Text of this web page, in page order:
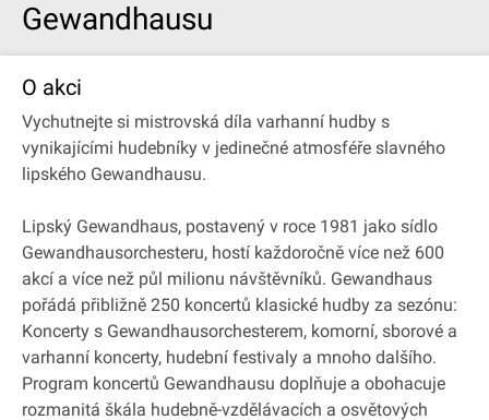
Gewandhausu
O akci
Vychutnejte si mistrovská díla varhanní hudby s
vynikajícími hudebníky v jedinečné atmosféře slavného
lipského Gewandhausu.
Lipský Gewandhaus, postavený v roce 1981 jako sídlo
Gewandhausorchesteru, hostí každoročně více než 600
akcí a více než půl milionu návštěvníků. Gewandhaus
pořádá přibližně 250 koncertů klasické hudby za sezónu:
Koncerty s Gewandhausorchesterem, komorní, sborové a
varhanní koncerty, hudební festivaly a mnoho dalšího.
Program koncertů Gewandhausu doplňuje a obohacuje
rozmanitá škála hudebně-vzdělávacích a osvětových